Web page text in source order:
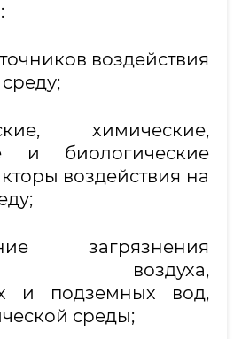
воздействия
химические,
и биологические
воздействия на
загрязнения
воздуха,
и подземных вод,
среды;